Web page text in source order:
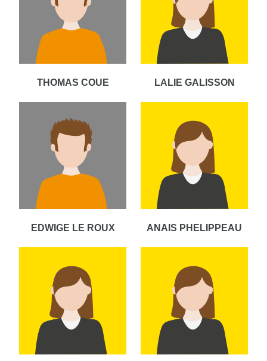
THOMAS COUE LALIE GALISSON
EDWIGE LE ROUX ANAIS PHELIPPEAU